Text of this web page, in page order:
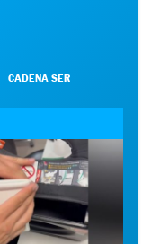
CADENA SER